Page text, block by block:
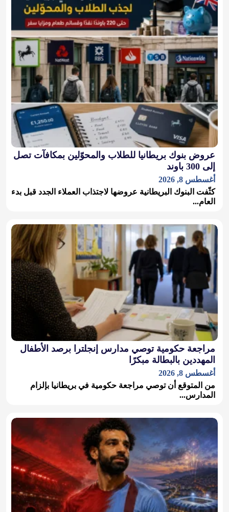
عروض بنوك بريطانيا للطلاب والمحوّلين بمكافآت تصل
إلى 300 باوند
أغسطس 8, 2026
كثّفت البنوك البريطانية عروضها لاجتذاب العملاء الجدد قبل بدء
العام...
مراجعة حكومية توصي مدارس إنجلترا برصد الأطفال
المهددين بالبطالة مبكرًا
أغسطس 8, 2026
من المتوقع أن توصي مراجعة حكومية في بريطانيا بإلزام
المدارس...